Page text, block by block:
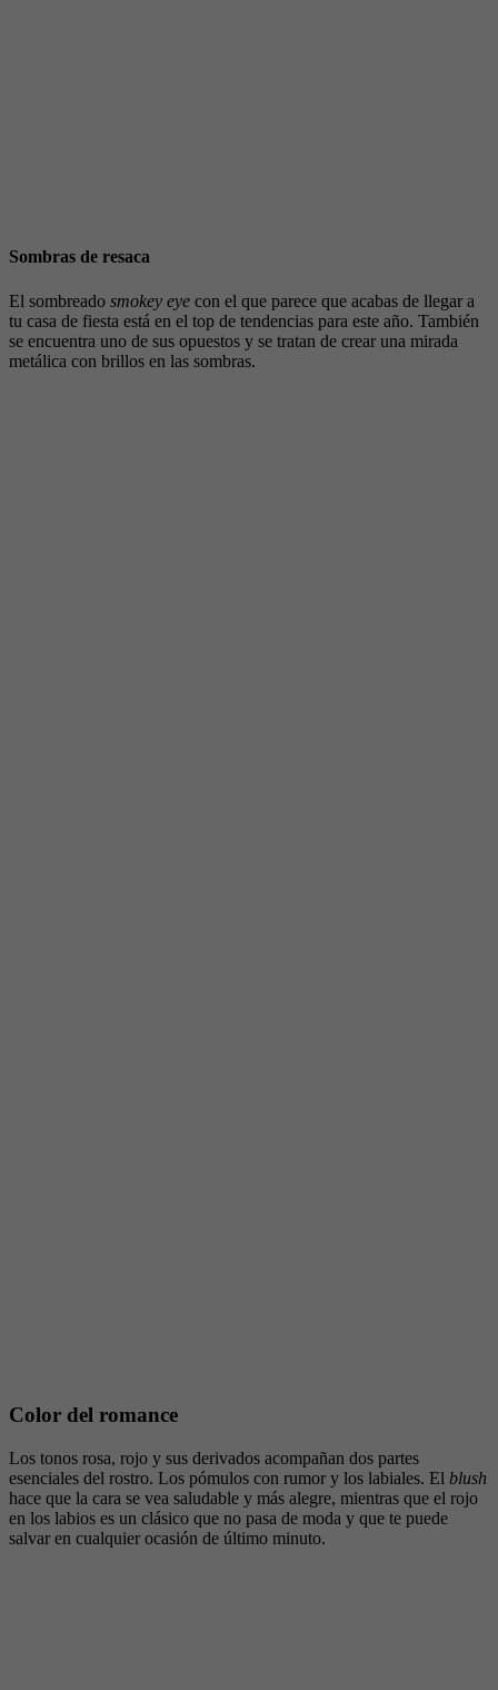
Sombras de resaca
El sombreado smokey eye con el que parece que acabas de llegar a
tu casa de fiesta está en el top de tendencias para este año. También
se encuentra uno de sus opuestos y se tratan de crear una mirada
metálica con brillos en las sombras.
Color del romance
Los tonos rosa, rojo y sus derivados acompañan dos partes
esenciales del rostro. Los pómulos con rumor y los labiales. El blush
hace que la cara se vea saludable y más alegre, mientras que el rojo
en los labios es un clásico que no pasa de moda y que te puede
salvar en cualquier ocasión de último minuto.